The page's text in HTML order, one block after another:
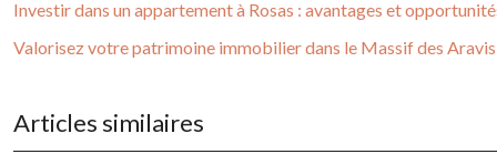
Investir dans un appartement à Rosas : avantages et
Valorisez votre patrimoine immobilier dans le Massif des Aravis
Articles similaires